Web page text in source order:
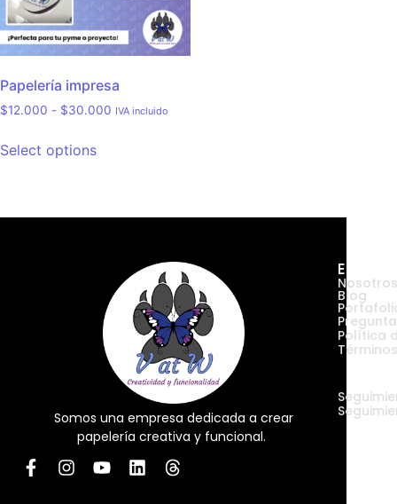
Papelería impresa
$12.000 - $30.000 IVA incluido
Select options
Somos una empresa dedicada a crear
papelería creativa y funcional.
Nosotros
Blog
Política